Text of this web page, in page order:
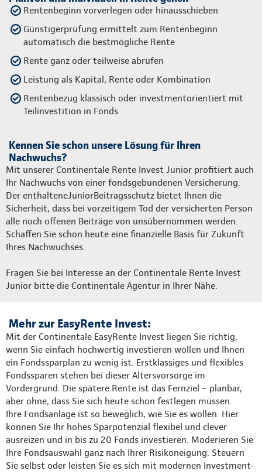
Rentenbeginn vorverlegen oder hinausschieben
Günstigerprüfung ermittelt zum Rentenbeginn
automatisch die bestmögliche Rente
Rente ganz oder teilweise abrufen
Leistung als Kapital, Rente oder Kombination
Rentenbezug klassisch oder investmentorientiert mit
Teilinvestition in Fonds
Kennen Sie schon unsere Lösung für Ihren
Nachwuchs?
Mit unserer Continentale Rente Invest Junior profitiert auch
Ihr Nachwuchs von einer fondsgebundenen Versicherung.
Der enthalteneJuniorBeitragsschutz bietet Ihnen die
Sicherheit, dass bei vorzeitigem Tod der versicherten Person
alle noch offenen Beiträge von unsübernommen werden.
Schaffen Sie schon heute eine finanzielle Basis für Zukunft
Ihres Nachwuchses.
Fragen Sie bei Interesse an der Continentale Rente Invest
Junior bitte die Continentale Agentur in Ihrer Nähe.
Mehr zur EasyRente Invest:
Mit der Continentale EasyRente Invest liegen Sie richtig,
wenn Sie einfach hochwertig investieren wollen und Ihnen
ein Fondssparplan zu wenig ist. Erstklassiges und flexibles
Fondssparen stehen bei dieser Altersvorsorge im
Vordergrund. Die spätere Rente ist das Fernziel – planbar,
aber ohne, dass Sie sich heute schon festlegen müssen.
Ihre Fondsanlage ist so beweglich, wie Sie es wollen. Hier
können Sie Ihr hohes Sparpotenzial flexibel und clever
ausreizen und in bis zu 20 Fonds investieren. Moderieren Sie
Ihre Fondsauswahl ganz nach Ihrer Risikoneigung. Steuern
Sie selbst oder leisten Sie es sich mit modernen Investment-